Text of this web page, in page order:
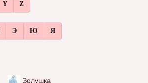
Y Z
Э Ю Я
Золушка